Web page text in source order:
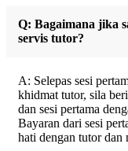
Q: Bagaimana jika
servis tutor?
A: Selepas sesi
khidmat tutor, sila
dan sesi pertama
Bayaran dari sesi
hati dengan tutor dan